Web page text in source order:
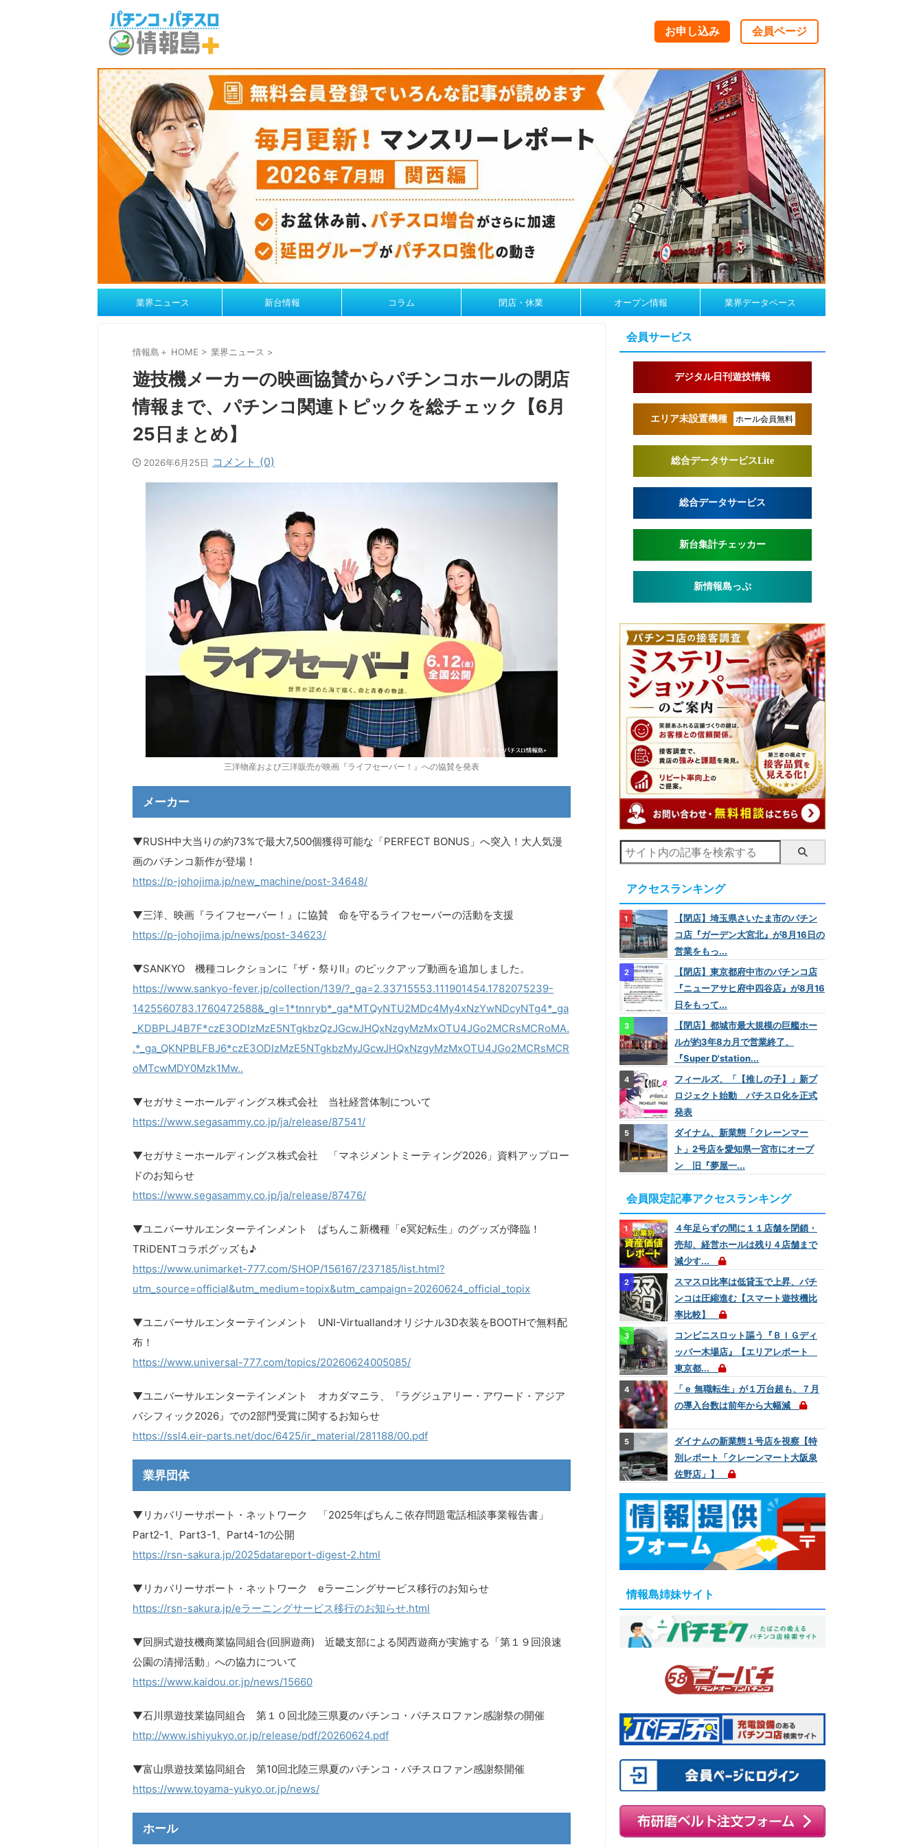
お申し込み 会員ページ
業界ニュース 新台情報 コラム 閉店・休業 オープン情報 業界データベース
情報島＋ HOME > 業界ニュース >
遊技機メーカーの映画協賛からパチンコホールの閉店
情報まで、パチンコ関連トピックを総チェック【6月
25日まとめ】
2026年6月25日 コメント (0)
三洋物産および三洋販売が映画『ライフセーバー！』への協賛を発表
メーカー
▼RUSH中大当りの約73%で最大7,500個獲得可能な「PERFECT BONUS」へ突入！大人気漫
画のパチンコ新作が登場！
https://p-johojima.jp/new_machine/post-34648/
▼三洋、映画『ライフセーバー！』に協賛 命を守るライフセーバーの活動を支援
https://p-johojima.jp/news/post-34623/
▼SANKYO 機種コレクションに『ザ・祭りII』のピックアップ動画を追加しました。
https://www.sankyo-fever.jp/collection/139/?_ga=2.33715553.111901454.1782075239-
1425560783.1760472588&_gl=1*tnnryb*_ga*MTQyNTU2MDc4My4xNzYwNDcyNTg4*_ga
_KDBPLJ4B7F*czE3ODIzMzE5NTgkbzQzJGcwJHQxNzgyMzMxOTU4JGo2MCRsMCRoMA.
.*_ga_QKNPBLFBJ6*czE3ODIzMzE5NTgkbzMyJGcwJHQxNzgyMzMxOTU4JGo2MCRsMCR
oMTcwMDY0Mzk1Mw..
▼セガサミーホールディングス株式会社 当社経営体制について
https://www.segasammy.co.jp/ja/release/87541/
▼セガサミーホールディングス株式会社 「マネジメントミーティング2026」資料アップロー
ドのお知らせ
https://www.segasammy.co.jp/ja/release/87476/
▼ユニバーサルエンターテインメント ぱちんこ新機種「e冥妃転生」のグッズが降臨！
TRiDENTコラボグッズも♪
https://www.unimarket-777.com/SHOP/156167/237185/list.html?
utm_source=official&utm_medium=topix&utm_campaign=20260624_official_topix
▼ユニバーサルエンターテインメント UNI-Virtuallandオリジナル3D衣装をBOOTHで無料配
布！
https://www.universal-777.com/topics/20260624005085/
▼ユニバーサルエンターテインメント オカダマニラ、『ラグジュアリー・アワード・アジア
パシフィック2026』での2部門受賞に関するお知らせ
https://ssl4.eir-parts.net/doc/6425/ir_material/281188/00.pdf
業界団体
▼リカバリーサポート・ネットワーク 「2025年ぱちんこ依存問題電話相談事業報告書」
Part2-1、Part3-1、Part4-1の公開
https://rsn-sakura.jp/2025datareport-digest-2.html
▼リカバリーサポート・ネットワーク eラーニングサービス移行のお知らせ
https://rsn-sakura.jp/eラーニングサービス移行のお知らせ.html
▼回胴式遊技機商業協同組合(回胴遊商) 近畿支部による関西遊商が実施する「第１９回浪速
公園の清掃活動」への協力について
https://www.kaidou.or.jp/news/15660
▼石川県遊技業協同組合 第１０回北陸三県夏のパチンコ・パチスロファン感謝祭の開催
http://www.ishiyukyo.or.jp/release/pdf/20260624.pdf
▼富山県遊技業協同組合 第10回北陸三県夏のパチンコ・パチスロファン感謝祭開催
https://www.toyama-yukyo.or.jp/news/
ホール
会員サービス
デジタル日刊遊技情報
エリア未設置機種 ホール会員無料
総合データサービスLite
総合データサービス
新台集計チェッカー
新情報島っぷ
アクセスランキング
【閉店】埼玉県さいたま市のパチン
コ店『ガーデン大宮北』が8月16日の
営業をもっ...
【閉店】東京都府中市のパチンコ店
『ニューアサヒ府中四谷店』が8月16
日をもって...
【閉店】都城市最大規模の巨艦ホー
ルが約3年8カ月で営業終了、
『Super D'station...
フィールズ、「【推しの子】」新プ
ロジェクト始動 パチスロ化を正式
発表
ダイナム、新業態「クレーンマー
ト」2号店を愛知県一宮市にオープ
ン 旧『夢屋一...
会員限定記事アクセスランキング
４年足らずの間に１１店舗を閉鎖・
売却、経営ホールは残り４店舗まで
減少す...
スマスロ比率は低貸玉で上昇、パチ
ンコは圧縮進む【スマート遊技機比
率比較】
コンビニスロット謳う『ＢＩＧディ
ッパー木場店』【エリアレポート
東京都...
「ｅ 無職転生」が１万台超も、７月
の導入台数は前年から大幅減
ダイナムの新業態１号店を視察【特
別レポート「クレーンマート大阪泉
佐野店」】
情報島姉妹サイト